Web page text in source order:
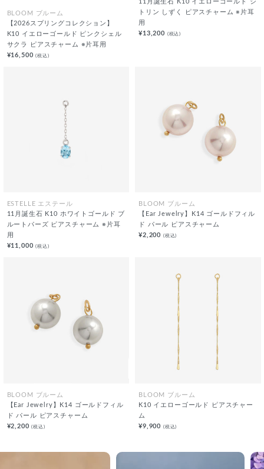
BLOOM ブルーム
【2026スプリングコレクション】
K10 イエローゴールド ピンクシェル
サクラ ピアスチャーム ※片耳用
¥16,500(税込)
11月誕生石 K10 イエローゴールド シ
トリン しずく ピアスチャーム ※片耳
用
¥13,200 (税込)
ESTELLE エステール
11月誕生石 K10 ホワイトゴールド ブ
ルートパーズ ピアスチャーム ※片耳
用
¥11,000(税込)
BLOOM ブルーム
【Ear Jewelry】K14 ゴールドフィル
ド パール ピアスチャーム
¥2,200 (税込)
BLOOM ブルーム
【Ear Jewelry】K14 ゴールドフィル
ド パール ピアスチャーム
¥2,200(税込)
BLOOM ブルーム
K10 イエローゴールド ピアスチャー
ム
¥9,900 (税込)